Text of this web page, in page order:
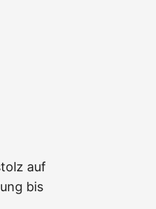
auf
bis